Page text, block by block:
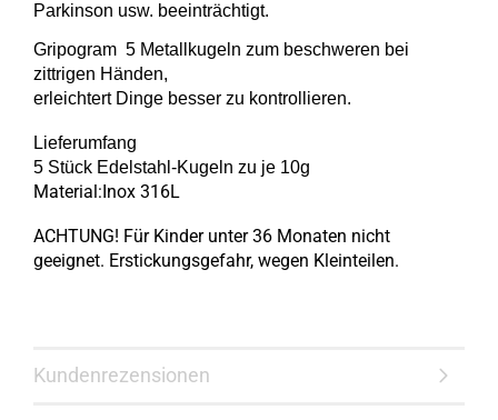
Parkinson usw. beeinträchtigt.
Gripogram 5 Metallkugeln zum beschweren bei
zittrigen Händen,
erleichtert Dinge besser zu kontrollieren.
Lieferumfang
5 Stück Edelstahl-Kugeln zu je 10g
Material:Inox 316L
ACHTUNG! Für Kinder unter 36 Monaten nicht
geeignet. Erstickungsgefahr, wegen Kleinteilen.
Kundenrezensionen